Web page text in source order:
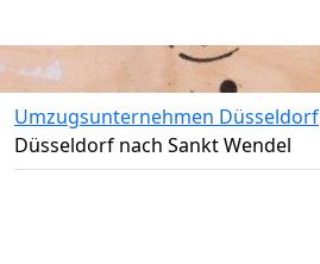
Umzugsunternehmen Düsseldorf
Düsseldorf nach Sankt Wendel